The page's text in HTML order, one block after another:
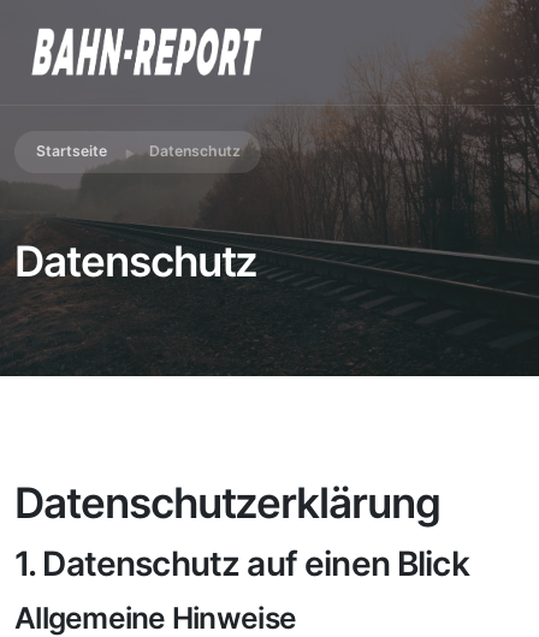
Startseite Datenschutz
Datenschutz
Datenschutzerklärung
1. Datenschutz auf einen Blick
Allgemeine Hinweise